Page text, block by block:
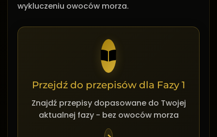
wykluczeniu owoców morza.
Przejdź do przepisów dla Fazy 1
Znajdź przepisy dopasowane do Twojej
aktualnej fazy - bez owoców morza